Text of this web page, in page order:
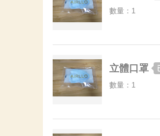
數量：1
立體口罩
數量：1